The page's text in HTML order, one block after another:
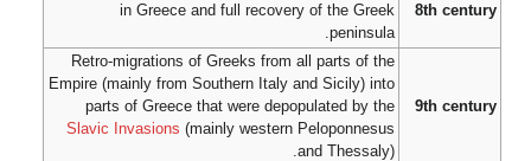
8th century
in Greece and full recovery of the Greek
peninsula.
9th century
Retro-migrations of Greeks from all parts of the
Empire (mainly from Southern Italy and Sicily) into
parts of Greece that were depopulated by the
Slavic Invasions (mainly western Peloponnesus
and Thessaly).